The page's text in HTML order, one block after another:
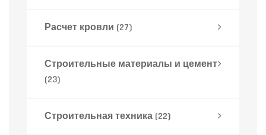
Расчет кровли (27)
Строительные материалы и цемент
(23)
Строительная техника (22)